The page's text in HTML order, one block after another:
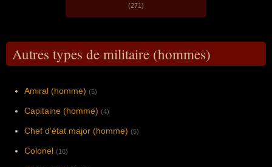
(271)
Autres types de militaire (hommes)
Amiral (homme) (5)
Capitaine (homme) (4)
Chef d'état major (homme) (5)
Colonel (16)